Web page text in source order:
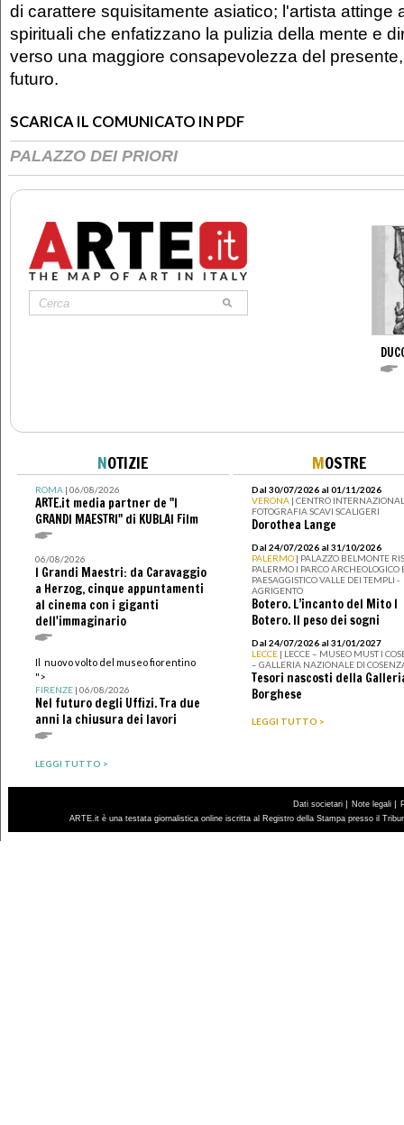
di carattere squisitamente asiatico; l'artista attinge
spirituali che enfatizzano la pulizia della mente e
verso una maggiore consapevolezza del
futuro.
SCARICA IL COMUNICATO IN PDF
PALAZZO DEI PRIORI
NOTIZIE
ROMA| 06/08/2026
ARTE.it media partner de "I
GRANDI MAESTRI" di KUBLAI Film
06/08/2026
I Grandi Maestri: da Caravaggio
a Herzog, cinque appuntamenti
al cinema con i giganti
dell'immaginario
Il nuovo volto del museo fiorentino
">
FIRENZE| 06/08/2026
Nel futuro degli Uffizi. Tra due
anni la chiusura dei lavori
LEGGI TUTTO >
MOSTRE
Dal 30/07/2026 al 01/11/2026
VERONA | CENTRO
FOTOGRAFIA SCAVI SCALIGERI
Dorothea Lange
Dal 24/07/2026 al 31/10/2026
PALERMO | PALAZZO BELMONTE
PALERMO I PARCO ARCHEOLOGICO
PAESAGGISTICO VALLE DEI TEMPLI -
AGRIGENTO
Botero. L’incanto del Mito I
Botero. Il peso dei sogni
Dal 24/07/2026 al 31/01/2027
LECCE | LECCE – MUSEO MUST I
– GALLERIA NAZIONALE DI
Tesori nascosti della
Borghese
LEGGI TUTTO >
Dati societari | Note legali |
ARTE.it è una testata giornalistica online iscritta al Registro della Stampa presso il